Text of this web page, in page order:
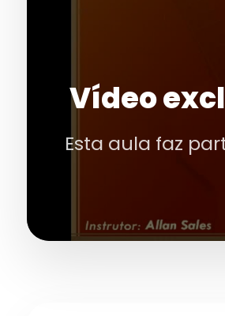
Vídeo
Esta aula faz